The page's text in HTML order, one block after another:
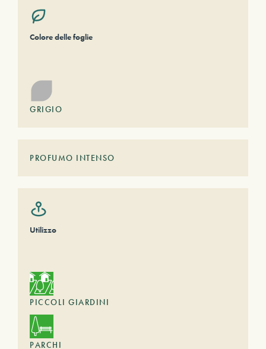
Colore delle foglie
GRIGIO
PROFUMO INTENSO
Utilizzo
PICCOLI GIARDINI
PARCHI